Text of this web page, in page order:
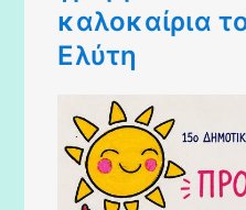
καλοκαίρια
Ελύτη